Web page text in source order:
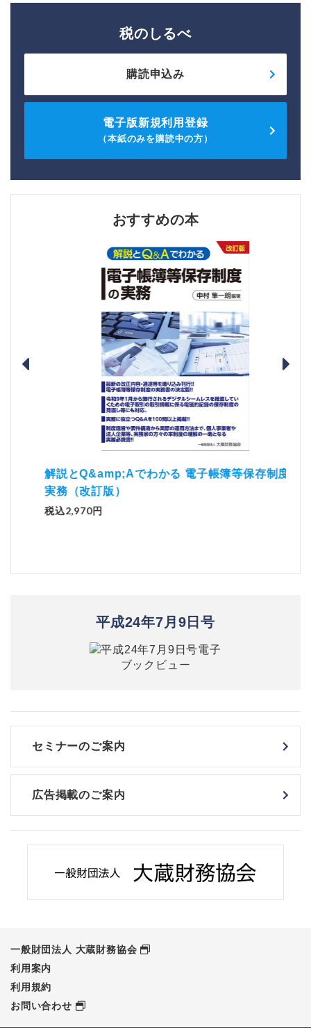
税のしるべ
購読申込み
電子版新規利用登録
（本紙のみを購読中の方）
おすすめの本
解説とQ&amp;Aでわかる 電子帳簿等保存制度の
実務（改訂版）
税込2,970円
平成24年7月9日号
セミナーのご案内
広告掲載のご案内
一般財団法人 大蔵財務協会
利用案内
利用規約
お問い合わせ